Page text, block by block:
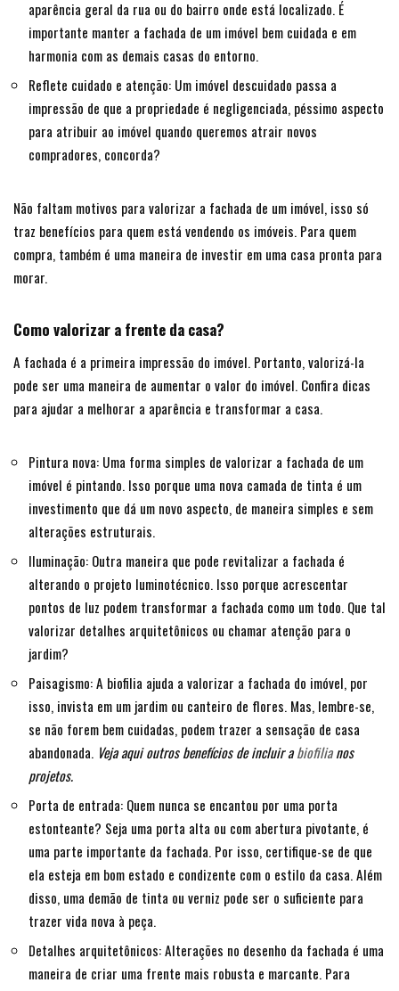
aparência geral da rua ou do bairro onde está localizado. É
importante manter a fachada de um imóvel bem cuidada e em
harmonia com as demais casas do entorno.
Reflete cuidado e atenção: Um imóvel descuidado passa a
impressão de que a propriedade é negligenciada, péssimo aspecto
para atribuir ao imóvel quando queremos atrair novos
compradores, concorda?
Não faltam motivos para valorizar a fachada de um imóvel, isso só
traz benefícios para quem está vendendo os imóveis. Para quem
compra, também é uma maneira de investir em uma casa pronta para
morar.
Como valorizar a frente da casa?
A fachada é a primeira impressão do imóvel. Portanto, valorizá-la
pode ser uma maneira de aumentar o valor do imóvel. Confira dicas
para ajudar a melhorar a aparência e transformar a casa.
Pintura nova: Uma forma simples de valorizar a fachada de um
imóvel é pintando. Isso porque uma nova camada de tinta é um
investimento que dá um novo aspecto, de maneira simples e sem
alterações estruturais.
Iluminação: Outra maneira que pode revitalizar a fachada é
alterando o projeto luminotécnico. Isso porque acrescentar
pontos de luz podem transformar a fachada como um todo. Que tal
valorizar detalhes arquitetônicos ou chamar atenção para o
jardim?
Paisagismo: A biofilia ajuda a valorizar a fachada do imóvel, por
isso, invista em um jardim ou canteiro de flores. Mas, lembre-se,
se não forem bem cuidadas, podem trazer a sensação de casa
abandonada. Veja aqui outros benefícios de incluir abiofilianos
projetos.
Porta de entrada: Quem nunca se encantou por uma porta
estonteante? Seja uma porta alta ou com abertura pivotante, é
uma parte importante da fachada. Por isso, certifique-se de que
ela esteja em bom estado e condizente com o estilo da casa. Além
disso, uma demão de tinta ou verniz pode ser o suficiente para
trazer vida nova à peça.
Detalhes arquitetônicos: Alterações no desenho da fachada é uma
maneira de criar uma frente mais robusta e marcante. Para